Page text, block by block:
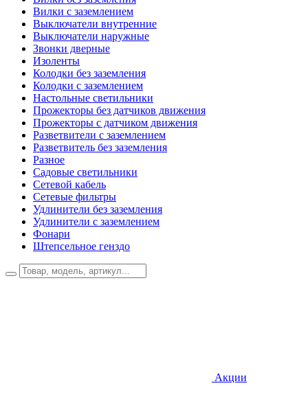
Вилки с заземлением
Выключатели внутренние
Выключатели наружные
Звонки дверные
Изоленты
Колодки без заземления
Колодки с заземлением
Настольные светильники
Прожекторы без датчиков движения
Прожекторы с датчиком движения
Разветвители с заземлением
Разветвитель без заземления
Разное
Садовые светильники
Сетевой кабель
Сетевые фильтры
Удлинители без заземления
Удлинители с заземлением
Фонари
Штепсельное генздо
Акции